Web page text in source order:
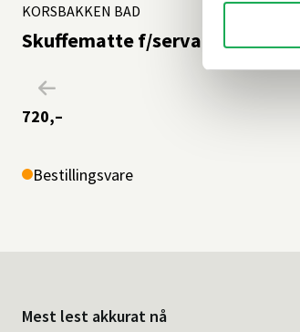
Skuffematte f/servantskap 120
KORSBAKKEN BAD
720,–
Bestillingsvare
Mest lest akkurat nå